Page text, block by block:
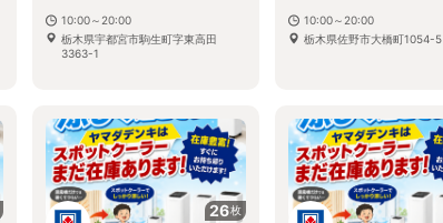
10:00～20:00
栃木県宇都宮市駒生町字東高田
3363-1
10:00～20:00
栃木県佐野市大橋町1054-5
26枚